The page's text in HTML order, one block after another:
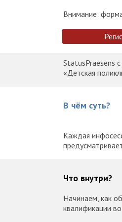
Внимание:
StatusPraesens
«Детская
В чём суть?
Каждая
Что внутри?
Начинаем, как
квалификации